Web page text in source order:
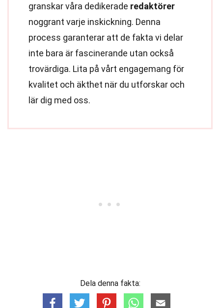
granskar våra dedikerade redaktörer
noggrant varje inskickning. Denna
process garanterar att de fakta vi delar
inte bara är fascinerande utan också
trovärdiga. Lita på vårt engagemang för
kvalitet och äkthet när du utforskar och
lär dig med oss.
Dela denna fakta: